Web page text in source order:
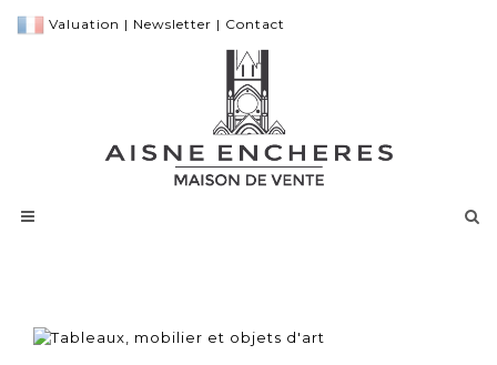
Valuation | Newsletter | Contact